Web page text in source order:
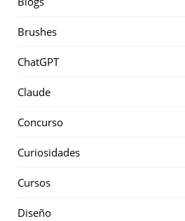
Brushes
ChatGPT
Claude
Concurso
Curiosidades
Cursos
Diseño